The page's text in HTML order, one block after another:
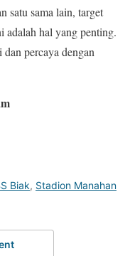
satu sama lain, target
adalah hal yang penting.
percaya dengan
Biak, Stadion Manahan